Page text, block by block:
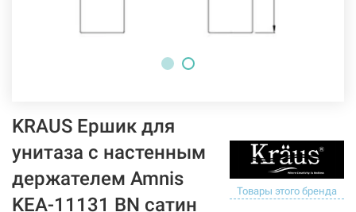
KRAUS Ершик для
унитаза с настенным
держателем Amnis
KEA-11131 BN сатин
Товары этого бренда